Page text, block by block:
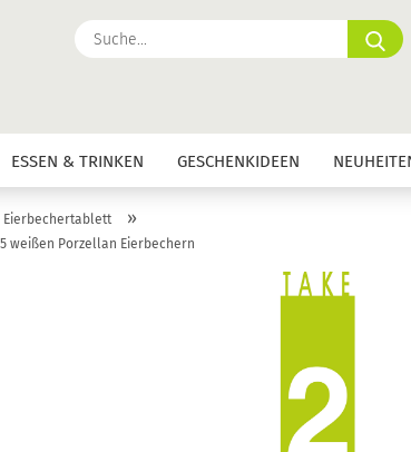
ESSEN & TRINKEN GESCHENKIDEEN
Eierbechertablett »
weißen Porzellan Eierbechern